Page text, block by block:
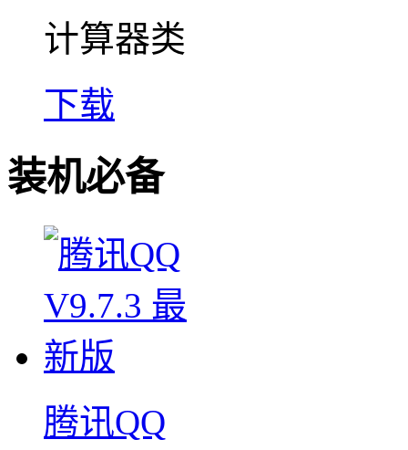
计算器类
下载
装机必备
腾讯QQ